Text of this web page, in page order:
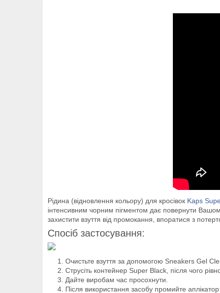
Рідина (відновлення кольору) для кросівок Kaps
інтенсивним чорним пігментом дає повернути
захистити взуття від промокання, впоратися з
Спосіб застосування:
Очистьте взуття за допомогою Sneakers Gel
Струсіть контейнер Super Black, після чого
Дайте виробам час просохнути.
Після використання засобу промийте